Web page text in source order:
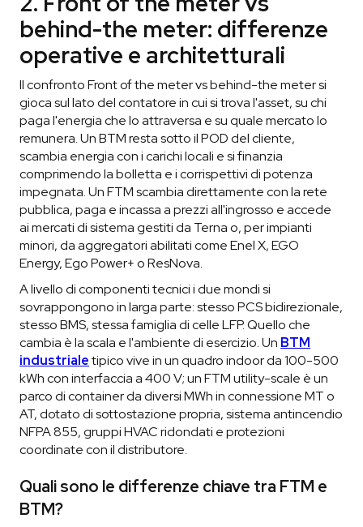
behind-the meter: differenze
operative e architetturali
Il confronto Front of the meter vs behind-the meter si
gioca sul lato del contatore in cui si trova l'asset, su chi
paga l'energia che lo attraversa e su quale mercato lo
remunera. Un BTM resta sotto il POD del cliente,
scambia energia con i carichi locali e si finanzia
comprimendo la bolletta e i corrispettivi di potenza
impegnata. Un FTM scambia direttamente con la rete
pubblica, paga e incassa a prezzi all'ingrosso e accede
ai mercati di sistema gestiti da Terna o, per impianti
minori, da aggregatori abilitati come Enel X, EGO
Energy, Ego Power+ o ResNova.
A livello di componenti tecnici i due mondi si
sovrappongono in larga parte: stesso PCS bidirezionale,
stesso BMS, stessa famiglia di celle LFP. Quello che
cambia è la scala e l'ambiente di esercizio. Un BTM
industrialetipico vive in un quadro indoor da 100-500
kWh con interfaccia a 400 V; un FTM utility-scale è un
parco di container da diversi MWh in connessione MT o
AT, dotato di sottostazione propria, sistema antincendio
NFPA 855, gruppi HVAC ridondati e protezioni
coordinate con il distributore.
Quali sono le differenze chiave tra FTM e
BTM?